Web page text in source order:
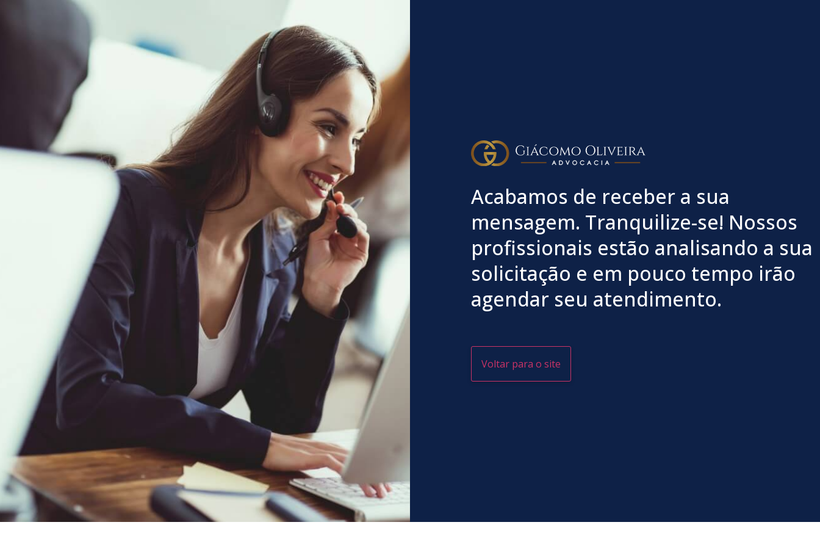
Acabamos de receber a sua
mensagem. Tranquilize-se! Nossos
profissionais estão analisando a sua
solicitação e em pouco tempo irão
agendar seu atendimento.
Voltar para o site